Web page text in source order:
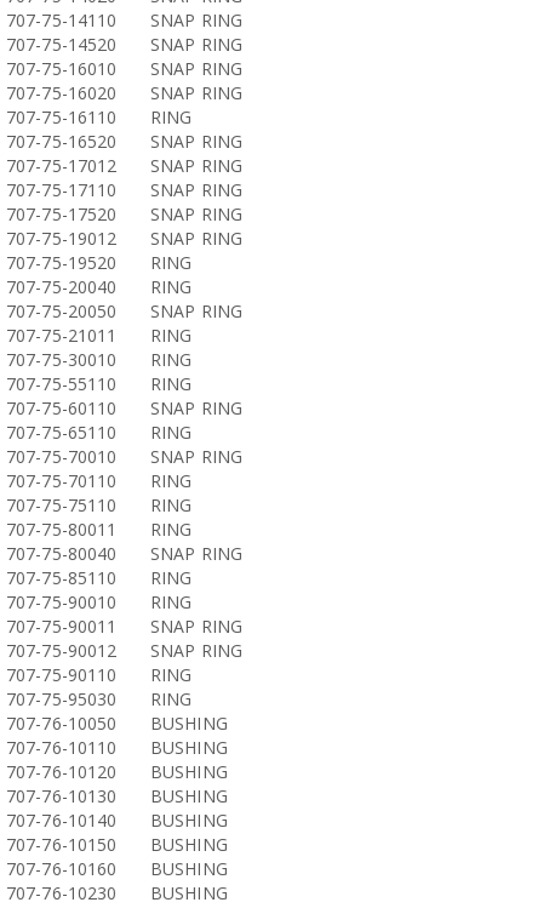
707-75-14110
SNAP RING
707-75-14520
SNAP RING
707-75-16010
SNAP RING
707-75-16020
SNAP RING
707-75-16110
RING
707-75-16520
SNAP RING
707-75-17012
SNAP RING
707-75-17110
SNAP RING
707-75-17520
SNAP RING
707-75-19012
SNAP RING
707-75-19520
RING
707-75-20040
RING
707-75-20050
SNAP RING
707-75-21011
RING
707-75-30010
RING
707-75-55110
RING
707-75-60110
SNAP RING
707-75-65110
RING
707-75-70010
SNAP RING
707-75-70110
RING
707-75-75110
RING
707-75-80011
RING
707-75-80040
SNAP RING
707-75-85110
RING
707-75-90010
RING
707-75-90011
SNAP RING
707-75-90012
SNAP RING
707-75-90110
RING
707-75-95030
RING
707-76-10050
BUSHING
707-76-10110
BUSHING
707-76-10120
BUSHING
707-76-10130
BUSHING
707-76-10140
BUSHING
707-76-10150
BUSHING
707-76-10160
BUSHING
707-76-10230
BUSHING